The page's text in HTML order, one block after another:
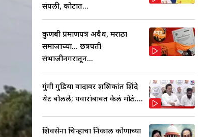
संपली, कोर्टात...
कुणबी प्रमाणपत्र अवैध, मराठा
समाजाच्या... छत्रपती
संभाजीनगरातून...
गुंगी गुडिया वादावर शशिकांत शिंदे
थेट बोलले; पवारांबाबत केलं मोठं....
शिवसेना चिन्हाचा निकाल कोणाच्या